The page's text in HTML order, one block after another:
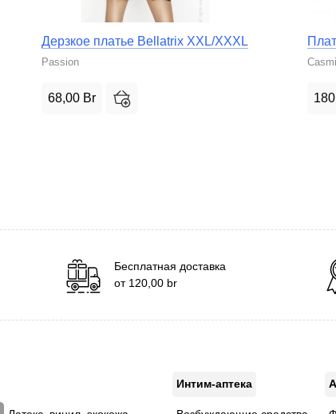
Дерзкое платье Bellatrix XXL/XXXL
Passion
68,00 Br
Бесплатная доставка
от 120,00 br
Интим-аптека